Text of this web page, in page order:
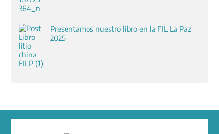
Presentamos nuestro libro en la FIL La Paz
2025